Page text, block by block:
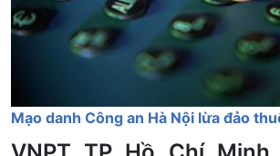
Mạo danh Công an Hà Nội lừa đảo